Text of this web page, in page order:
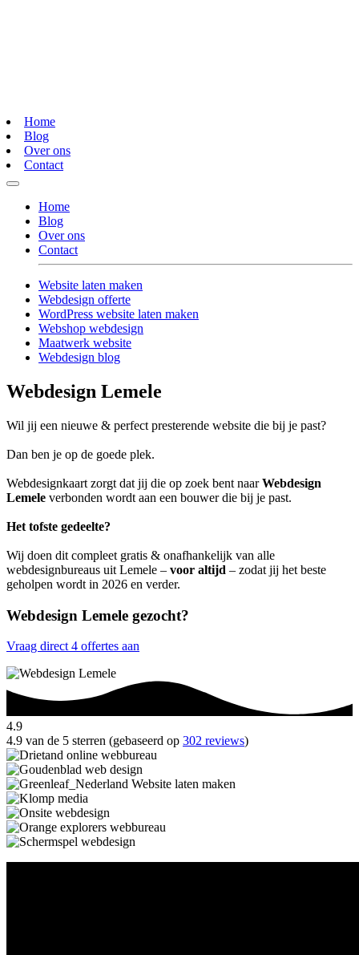
Home
Blog
Over ons
Contact
Home
Blog
Over ons
Contact
Website laten maken
Webdesign offerte
WordPress website laten maken
Webshop webdesign
Maatwerk website
Webdesign blog
Webdesign Lemele
Wil jij een nieuwe & perfect presterende website die bij je past?
Dan ben je op de goede plek.
Webdesignkaart zorgt dat jij die op zoek bent naarWebdesign
Lemele verbonden wordt aan een bouwer die bij je past.
Het tofste gedeelte?
Wij doen dit compleet gratis & onafhankelijk van alle
webdesignbureaus uit Lemele – voor altijd – zodat jij het beste
geholpen wordt in 2026 en verder.
Webdesign Lemele gezocht?
Vraag direct 4 offertes aan
4.9
4.9 van de 5 sterren (gebaseerd op 302 reviews)